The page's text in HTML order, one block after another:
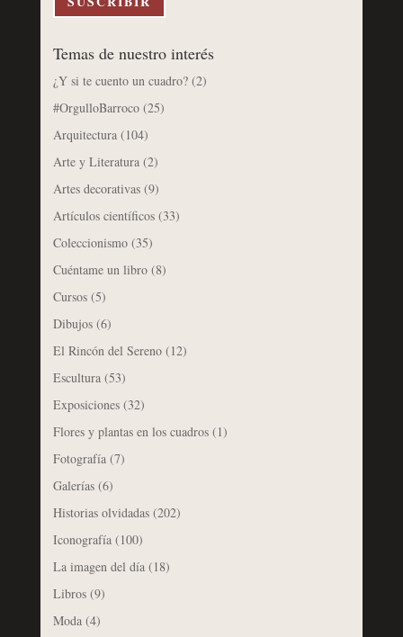
Temas de nuestro interés
¿Y si te cuento un cuadro?(2)
#OrgulloBarroco(25)
Arquitectura(104)
Arte y Literatura(2)
Artes decorativas(9)
Artículos científicos(33)
Coleccionismo(35)
Cuéntame un libro(8)
Cursos(5)
Dibujos(6)
El Rincón del Sereno(12)
Escultura(53)
Exposiciones(32)
Flores y plantas en los cuadros(1)
Fotografía(7)
Galerías(6)
Historias olvidadas(202)
Iconografía(100)
La imagen del día(18)
Libros(9)
Moda(4)